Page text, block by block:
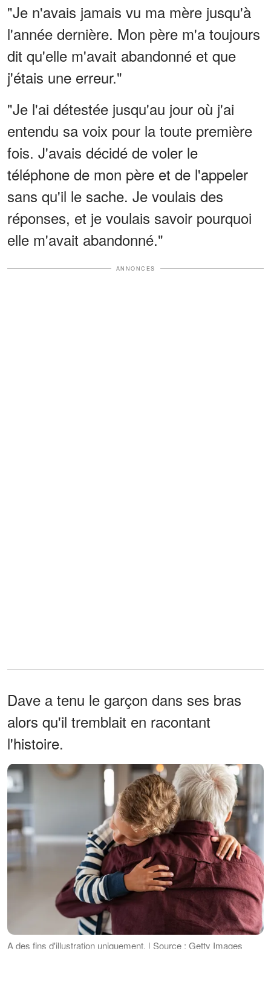
"Je n'avais jamais vu ma mère jusqu'à
l'année dernière. Mon père m'a toujours
dit qu'elle m'avait abandonné et que
j'étais une erreur."
"Je l'ai détestée jusqu'au jour où j'ai
entendu sa voix pour la toute première
fois. J'avais décidé de voler le
téléphone de mon père et de l'appeler
sans qu'il le sache. Je voulais des
réponses, et je voulais savoir pourquoi
elle m'avait abandonné."
ANNONCES
Dave a tenu le garçon dans ses bras
alors qu'il tremblait en racontant
l'histoire.
A des fins d'illustration uniquement. | Source : Getty Images